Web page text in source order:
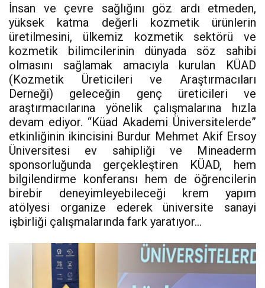
İnsan ve çevre sağlığını göz ardı etmeden,
yüksek katma değerli kozmetik ürünlerin
üretilmesini, ülkemiz kozmetik sektörü ve
kozmetik bilimcilerinin dünyada söz sahibi
olmasını sağlamak amacıyla kurulan KÜAD
(Kozmetik Üreticileri ve Araştırmacıları
Derneği) geleceğin genç üreticileri ve
araştırmacılarına yönelik çalışmalarına hızla
devam ediyor. “Küad Akademi Üniversitelerde”
etkinliğinin ikincisini Burdur Mehmet Akif Ersoy
Üniversitesi ev sahipliği ve Mineaderm
sponsorluğunda gerçekleştiren KÜAD, hem
bilgilendirme konferansı hem de öğrencilerin
birebir deneyimleyebileceği krem yapım
atölyesi organize ederek üniversite sanayi
işbirliği çalışmalarında fark yaratıyor…